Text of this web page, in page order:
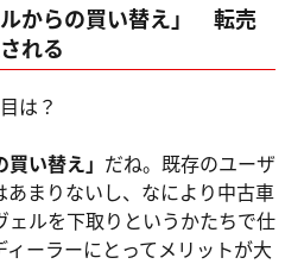
からの買い替え」 転売
れる
は？
い替え」 だね。既存のユーザ
まりないし、なにより中古車
ェルを下取りというかたちで仕
ーラーにとってメリットが大